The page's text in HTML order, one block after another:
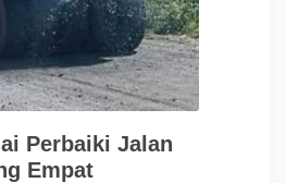
Perbaiki Jalan
Empat